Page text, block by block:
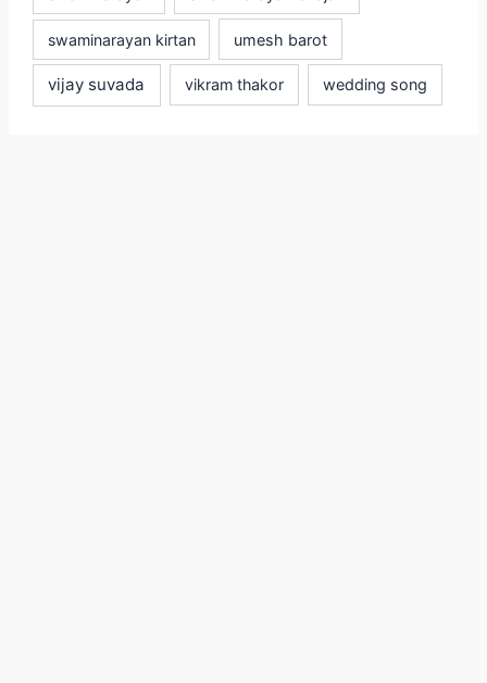
swaminarayan kirtan umesh barot
vijay suvada vikram thakor wedding song